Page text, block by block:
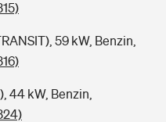
59 kW, Benzin,
44 kW, Benzin,